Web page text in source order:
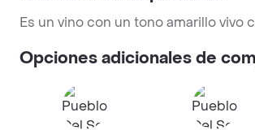
Es un vino con un tono amarillo vivo
Opciones adicionales de